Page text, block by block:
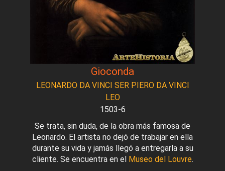
Gioconda
LEONARDO DA VINCI SER PIERO DA VINCI
LEO
1503-6
Se trata, sin duda, de la obra más famosa de
Leonardo. El artista no dejó de trabajar en ella
durante su vida y jamás llegó a entregarla a su
cliente. Se encuentra en el Museo del Louvre.